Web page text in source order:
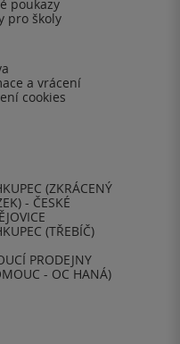
poukazy
pro školy
a vrácení
cookies
(ZKRÁCENÝ
- ČESKÉ
(TŘEBÍČ)
PRODEJNY
- OC HANÁ)